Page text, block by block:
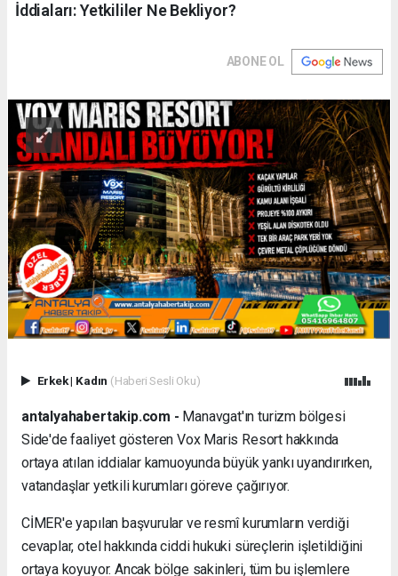
İddiaları: Yetkililer Ne Bekliyor?
ABONE OL
Erkek| Kadın (Haberi Sesli Oku)
antalyahabertakip.com - Manavgat'ın turizm bölgesi
Side'de faaliyet gösteren Vox Maris Resort hakkında
ortaya atılan iddialar kamuoyunda büyük yankı uyandırırken,
vatandaşlar yetkili kurumları göreve çağırıyor.
CİMER'e yapılan başvurular ve resmî kurumların verdiği
cevaplar, otel hakkında ciddi hukuki süreçlerin işletildiğini
ortaya koyuyor. Ancak bölge sakinleri, tüm bu işlemlere